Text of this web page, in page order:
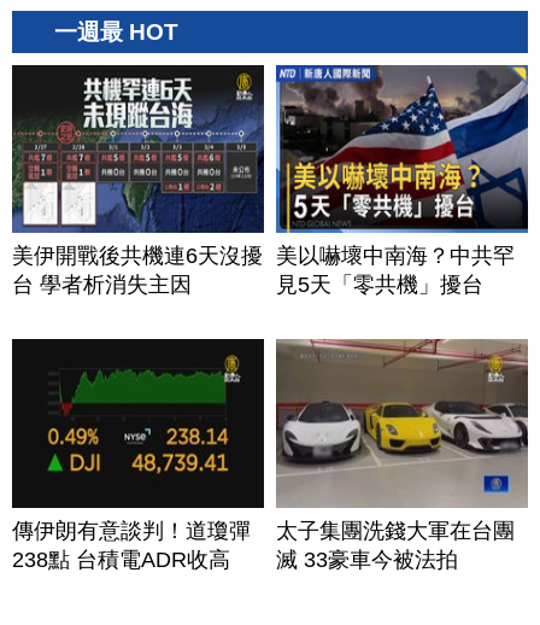
一週最 HOT
美伊開戰後共機連6天沒擾
台 學者析消失主因
美以嚇壞中南海？中共罕
見5天「零共機」擾台
傳伊朗有意談判！道瓊彈
238點 台積電ADR收高
太子集團洗錢大軍在台團
滅 33豪車今被法拍